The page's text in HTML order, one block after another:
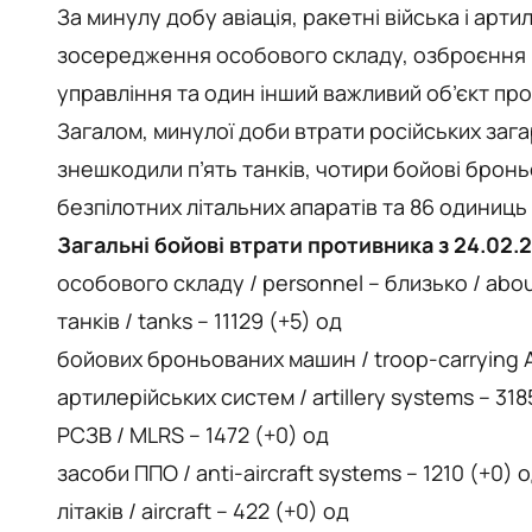
За минулу добу авіація, ракетні війська і
зосередження особового складу, озброєння і
управління та один інший важливий об’єкт
Загалом, минулої доби втрати російських
знешкодили п’ять танків, чотири бойові
безпілотних літальних апаратів та 86
Загальні бойові втрати противника з
особового складу / personnel – близько /
танків / tanks – 11129 (+5) од
бойових броньованих машин / troop-carrying
артилерійських систем / artillery systems –
РСЗВ / MLRS – 1472 (+0) од
засоби ППО / anti-aircraft systems – 1210 (+0)
літаків / aircraft – 422 (+0) од